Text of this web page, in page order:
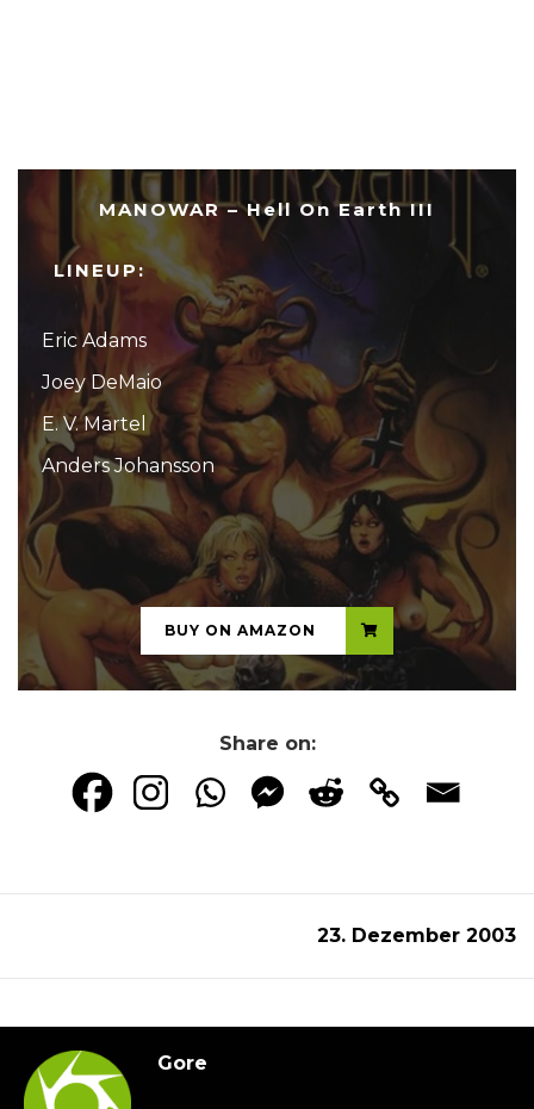
MANOWAR – Hell On Earth III
LINEUP:
Eric Adams
Joey DeMaio
E. V. Martel
Anders Johansson
...
BUY ON AMAZON
Share on:
23. Dezember 2003
Gore